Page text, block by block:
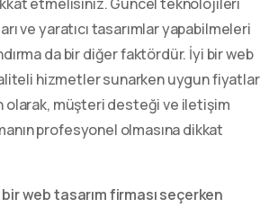
ve yaratıcı tasarımlar yapabilmeleri
da bir diğer faktördür. İyi bir web
hizmetler sunarken uygun fiyatlar
olarak, müşteri desteği ve iletişim
profesyonel olmasına dikkat
web tasarım firması seçerken